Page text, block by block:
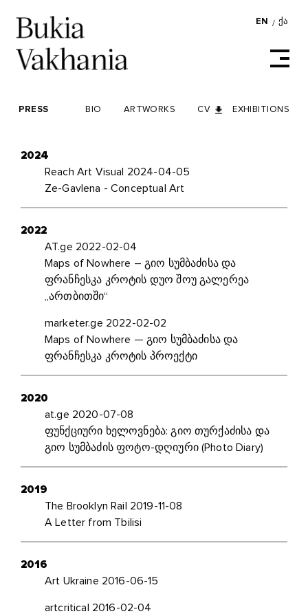
EN / ᲥᲐ
EXHIBITIONS
PRESS CV
ARTWORKS
BIO
2024
Reach Art Visual 2024-04-05
Ze-Gavlena - Conceptual Art
2022
AT.ge 2022-02-04
Maps of Nowhere – გიო სუმბაძისა და
ფრანჩესკა კროტის დუო შოუ გალერეა
„ართბითში“
marketer.ge 2022-02-02
Maps of Nowhere — გიო სუმბაძისა და
ფრანჩესკა კროტის პროექტი
2020
at.ge 2020-07-08
ფუნქციური ხელოვნება: გიო თურქაძისა და
გიო სუმბაძის ფოტო-დღიური (Photo Diary)
2019
The Brooklyn Rail 2019-11-08
A Letter from Tbilisi
2016
Art Ukraine 2016-06-15
artcritical 2016-02-04